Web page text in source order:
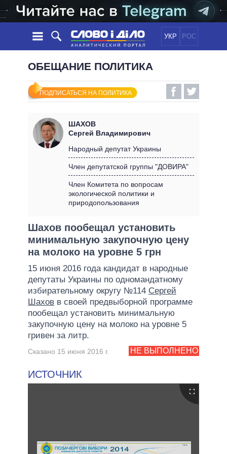
УКР РОС
НОВОСТИ
ЛЕНТА
СОБЫТИЯ
СТАТЬИ
МНЕНИЯ
ОБЗОРЫ
ДАЙДЖЕСТЫ
ПОЛИТИКА
ЭКОНОМИКА
МИР
ОБЕЩАНИЯ
ВСЕ ПОЛИТИКИ
ПРЕЗИДЕНТ И ОФИС
КАБИНЕТ МИНИСТРОВ
ГЛАВЫ ОБЛАДМИНИСТРАЦИЙ
ИНФОГРАФИКА
ВИДЕО
ПОДДЕРЖАТЬ
СРАВНЕНИЕ ПОЛИТИКОВ
ОБЕЩАНИЕ ПОЛИТИКА
ПОДПИСАТЬСЯ НА ПОЛИТИКА
ШАХОВ
Сергей Владимирович
Народный депутат Украины
Член депутатской группы "ДОВИРА"
Член Комитета по вопросам
экологической политики и
природопользования
Шахов пообещал установить
минимальную закупочную цену
на молоко на уровне 5 грн
15 июня 2016 года кандидат в народные
депутаты Украины по одномандатному
избирательному округу №114 Сергей
Шахов в своей предвыборной программе
пообещал установить минимальную
закупочную цену на молоко на уровне 5
гривен за литр.
НЕ ВЫПОЛНЕНО
Сказано 15 июня 2016 г.
ИСТОЧНИК